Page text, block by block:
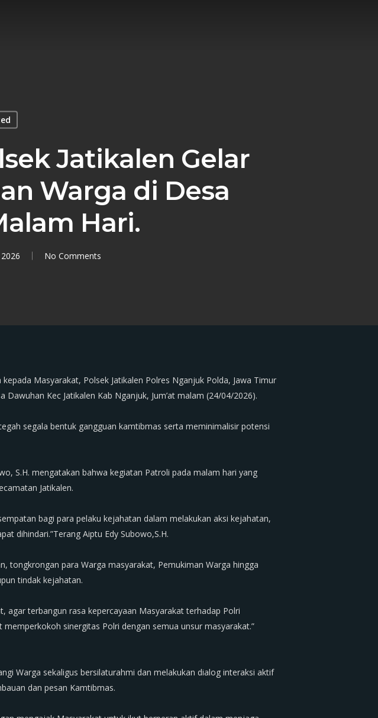
Jatikalen Gelar
Warga di Desa
Hari.
No Comments
Masyarakat, Polsek Jatikalen Polres Nganjuk Polda, Jawa Timur
Kec Jatikalen Kab Nganjuk, Jum’at malam (24/04/2026).
segala bentuk gangguan kamtibmas serta meminimalisir potensi
S.H. mengatakan bahwa kegiatan Patroli pada malam hari yang
Jatikalen.
bagi para pelaku kejahatan dalam melakukan aksi kejahatan,
dihindari.”Terang Aiptu Edy Subowo,S.H.
tongkrongan para Warga masyarakat, Pemukiman Warga hingga
tindak kejahatan.
agar terbangun rasa kepercayaan Masyarakat terhadap Polri
sinergitas Polri dengan semua unsur masyarakat.”
Warga sekaligus bersilaturahmi dan melakukan dialog interaksi aktif
dan pesan Kamtibmas.